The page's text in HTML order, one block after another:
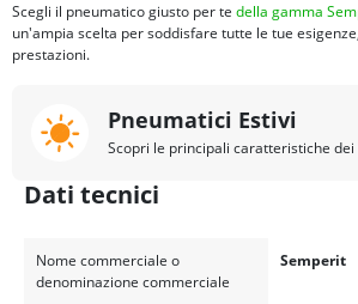
Scegli il pneumatico giusto per te della gamma
un'ampia scelta per soddisfare tutte le tue
prestazioni.
Pneumatici Estivi
Scopri le principali caratteristiche
Dati tecnici
Nome commerciale o
denominazione commerciale
Semperit